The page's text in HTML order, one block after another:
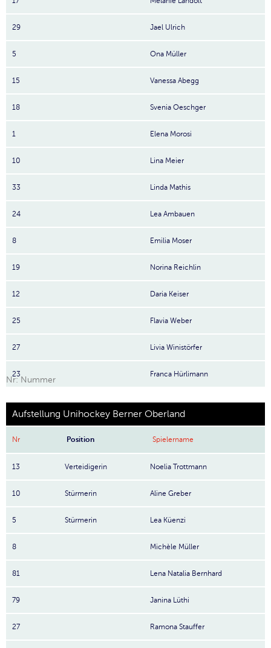
29 Jael Ulrich
5 Ona Müller
15 Vanessa Abegg
18 Svenia Oeschger
1 Elena Morosi
10 Lina Meier
33 Linda Mathis
24 Lea Ambauen
8 Emilia Moser
19 Norina Reichlin
12 Daria Keiser
25 Flavia Weber
27 Livia Winistörfer
23 Franca Hürlimann
Nr: Nummer
Aufstellung Unihockey Berner Oberland
Nr Position Spielername
13 Verteidigerin Noelia Trottmann
10 Stürmerin Aline Greber
5 Stürmerin Lea Küenzi
8 Michèle Müller
81 Lena Natalia Bernhard
79 Janina Lüthi
27 Ramona Stauffer